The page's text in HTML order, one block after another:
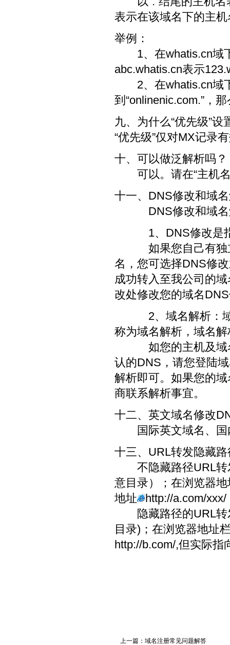
表示在该域名下的主
举例：
1、在whatis.cn域下
abc.whatis.cn表示
2、在whatis.cn域下
到“onlinenic.com.”，
九、为什么“优先级”设
“优先级”仅对MX记录
十、可以做泛解析吗？
可以。请在“主机名
十一、DNS修改和域
DNS修改和域名
1、DNS修改是指
如果您自己有独立
名，您可选择DNS修
成功转入至我公司的
改处修改您的域名
2、域名解析：域名
称为域名解析，域名
如您的主机及域名
认的DNS，请您登陆
解析即可。如果您的
商联系解析事宜。
十二、英文域名修改
国际英文域名、国
十三、URL转发隐藏
不隐藏路径URL转
意目录）；在浏览器
地址
http://a.com/xxx/
隐藏路径的URL转
目录)；在浏览器地址
http://b.com/,但实际指
上一篇： 域名注册常见问题解答